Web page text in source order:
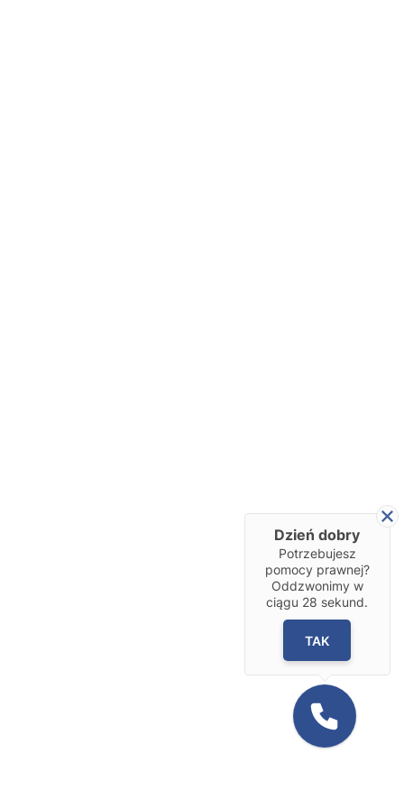
Dzień dobry
Potrzebujesz
pomocy prawnej?
Oddzwonimy w
ciągu 28 sekund.
TAK